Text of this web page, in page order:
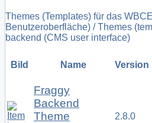
Themes (Templates) für das
Benutzeroberfläche) / Themes
backend (CMS user interface)
Bild Name Version
Fraggy
Backend
Theme
2.8.0